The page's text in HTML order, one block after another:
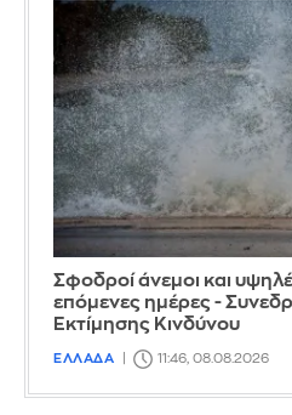
Σφοδροί άνεμοι και
επόμενες ημέρες -
Εκτίμησης Κινδύνου
ΕΛΛΑΔΑ 11:46, 08.08.2026